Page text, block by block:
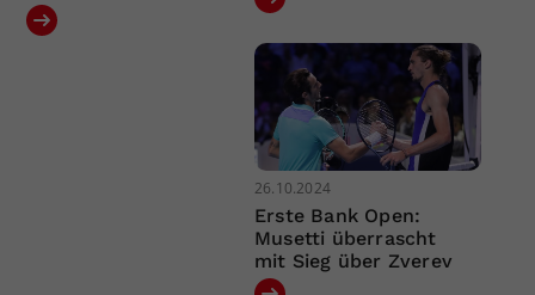
26.10.2024
Erste Bank Open:
Musetti überrascht
mit Sieg über Zverev